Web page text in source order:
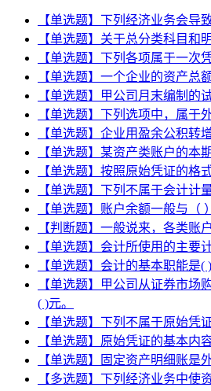
【单选题】下列经济业务会导
【单选题】关于总分类科目和
【单选题】下列各项属于一次
【单选题】一个企业的资产总
【单选题】甲公司月末编制的
【单选题】下列选项中，属于
【单选题】企业用盈余公积转
【单选题】某资产类账户的本
【单选题】按照原始凭证的格
【单选题】下列不属于会计计
【单选题】账户余额一般与（
【判断题】一般说来，各类账
【单选题】会计所使用的主要
【单选题】会计的基本职能是( )
【单选题】甲公司从证券市场
( )元。
【单选题】下列不属于原始凭
【单选题】原始凭证的基本内
【单选题】固定资产明细账是
【多选题】下列经济业务中使